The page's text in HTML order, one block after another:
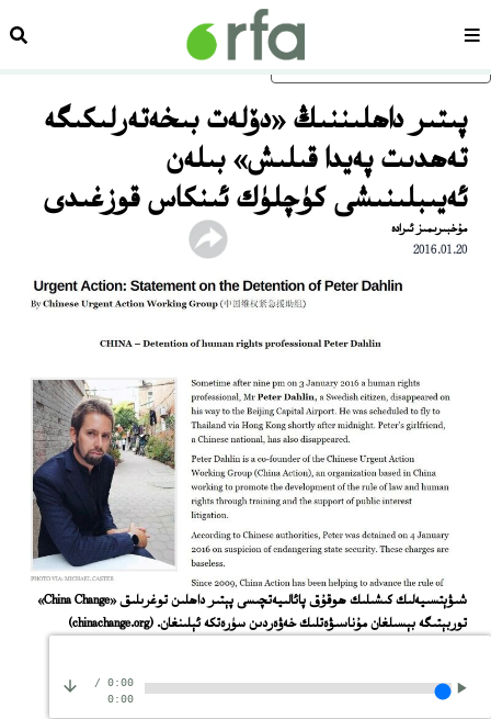
ئاساسلىق مەزمۇنغا ئاتلاڭسەھىپە
پىتىر داھلىننىڭ «دۆلەت بىخەتەرلىكىگە
تەھدىت پەيدا قىلىش» بىلەن
ئەيىبلىنىشى كۈچلۈك ئىنكاس قوزغىدى
مۇخبىرىمىز ئىرادە
2016.01.20
شىۋېتسىيەلىك كىشىلىك ھوقۇق پائالىيەتچىسى پېتىر داھلىن توغرىلىق «China Change»
توربېتىگە بېسىلغان مۇناسىۋەتلىك خەۋەردىن سۈرەتكە ئېلىنغان.(chinachange.org)
0:00
/
0:00